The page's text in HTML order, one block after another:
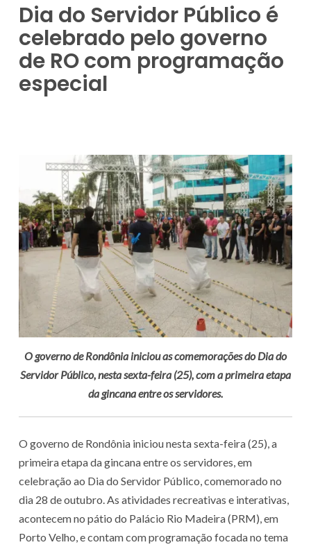
Dia do Servidor Público é
celebrado pelo governo
de RO com programação
especial
O governo de Rondônia iniciou as comemorações do Dia do
Servidor Público, nesta sexta-feira (25), com a primeira etapa
da gincana entre os servidores.
O governo de Rondônia iniciou nesta sexta-feira (25), a
primeira etapa da gincana entre os servidores, em
celebração ao Dia do Servidor Público, comemorado no
dia 28 de outubro. As atividades recreativas e interativas,
acontecem no pátio do Palácio Rio Madeira (PRM), em
Porto Velho, e contam com programação focada no tema